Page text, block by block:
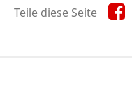
Teile diese Seite